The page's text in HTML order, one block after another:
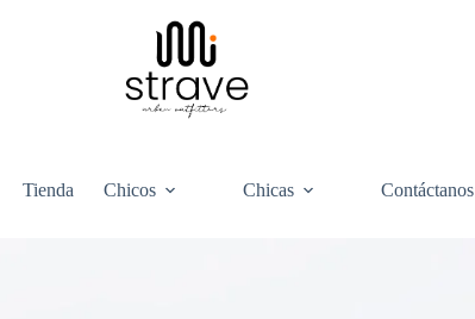
Tienda Chicos Chicas Contáctanos